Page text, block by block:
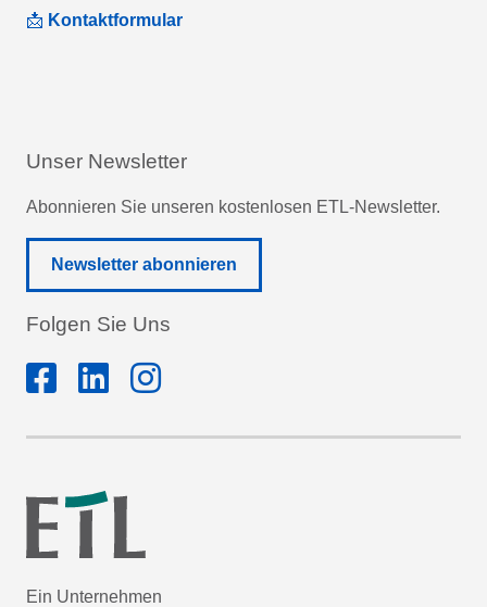
📩 Kontaktformular
Unser Newsletter
Abonnieren Sie unseren kostenlosen ETL-Newsletter.
Newsletter abonnieren
Folgen Sie Uns
Ein Unternehmen